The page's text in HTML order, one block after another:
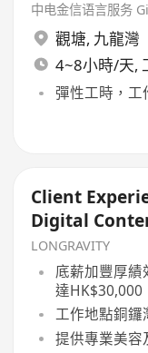
中电金信语言服务
觀塘, 九龍灣
4~8小時/天,
彈性工時，
Client
Digital
專員兼數字內
LONGRAVITY
底薪加豐厚績
達HK$30,000
工作地點銅鑼
提供專業美容